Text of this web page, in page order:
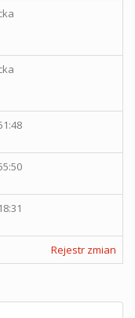
Rejestr zmian